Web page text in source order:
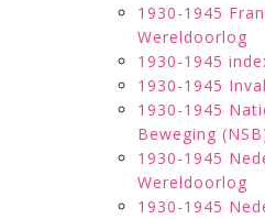
1930-1945
Wereldoorlog
1930-1945
1930-1945
1930-1945
Beweging
1930-1945
Wereldoorlog
1930-1945